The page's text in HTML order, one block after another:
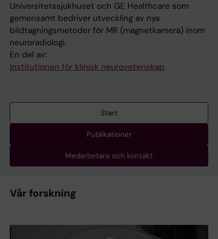
Universitetssjukhuset och GE Healthcare som
gemensamt bedriver utveckling av nya
bildtagningsmetoder för MR (magnetkamera) inom
neuroradiologi.
En del av:
Institutionen för klinisk neurovetenskap
Start
Publikationer
Medarbetare och kontakt
Vår forskning